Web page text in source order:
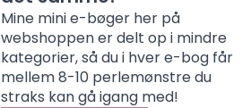
Mine mini e-bøger her på
webshoppen er delt op i mindre
kategorier, så du i hver e-bog får
mellem 8-10 perlemønstre du
straks kan gå igang med!